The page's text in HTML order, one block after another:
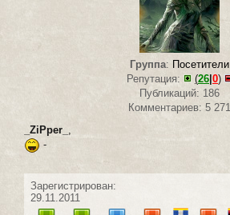
Группа: Посетители
Репутация:
(26|0)
Публикаций: 186
Комментариев: 5 271
_ZiPper_
-
Зарегистрирован:
29.11.2011